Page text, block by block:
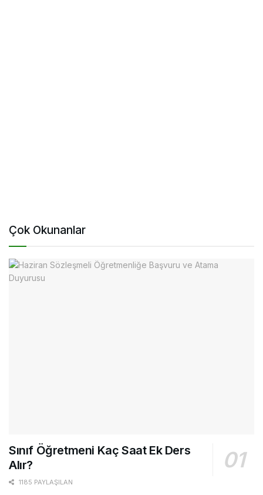
Çok Okunanlar
Sınıf Öğretmeni Kaç Saat Ek Ders
Alır?
1185 PAYLAŞILAN